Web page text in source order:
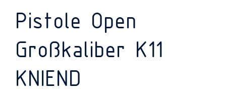
GUTSCHEINE
ÜBER UNS
KONTAKT
Pistole Open
Großkaliber K11
KNIEND